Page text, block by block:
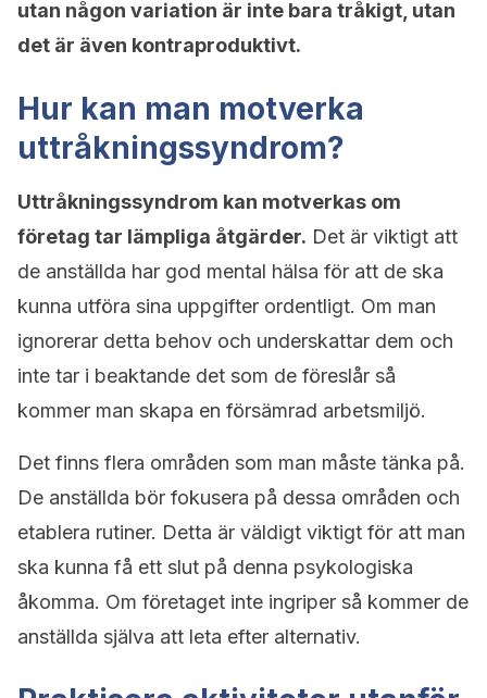
utan någon variation är inte bara tråkigt, utan
det är även kontraproduktivt.
Hur kan man motverka
uttråkningssyndrom?
Uttråkningssyndrom kan motverkas om
företag tar lämpliga åtgärder. Det är viktigt att
de anställda har god mental hälsa för att de ska
kunna utföra sina uppgifter ordentligt. Om man
ignorerar detta behov och underskattar dem och
inte tar i beaktande det som de föreslår så
kommer man skapa en försämrad arbetsmiljö.
Det finns flera områden som man måste tänka på.
De anställda bör fokusera på dessa områden och
etablera rutiner. Detta är väldigt viktigt för att man
ska kunna få ett slut på denna psykologiska
åkomma. Om företaget inte ingriper så kommer de
anställda själva att leta efter alternativ.